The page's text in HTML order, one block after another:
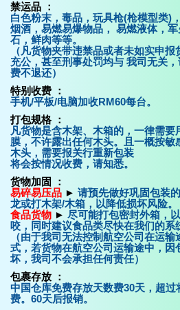
禁运品 ：
白色粉末，毒品，玩具枪(枪模型类)
烟酒，易燃易爆物品， 易燃液体，
石，鲜肉等等。
（凡货物夹带违禁品或者未如实申
充公，甚至刑事处罚均与 我司无关
费不退还）
特别收费 ：
手机/平板/电脑加收RM60每台。
打包规格 ：
凡货物是含木架、木箱的，一律需要
膜，不许露出任何木头。且一概按敏
木头，需要报关行重新包装
将会按情况收费，请知悉。
货物加固 ：
易碎易压品 ► 请预先做好巩固包装
龙或打木架/木箱，以降低损坏风险。
食品货物 ► 尽可能打包密封外箱，
咬，同时建议食品类尽快在我们的系
（由于我司无法控制航空公司在运
式，若货物在航空公司运输途中，因
坏，我司不会承担任何责任）
包裹存放 ：
中国仓库免费存放天数费30天，超
费。60天后报销。